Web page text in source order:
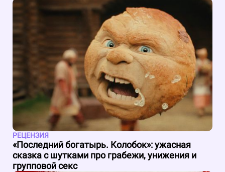
РЕЦЕНЗИЯ
«Последний богатырь. Колобок»: ужасная
сказка с шутками про грабежи, унижения и
групповой секс